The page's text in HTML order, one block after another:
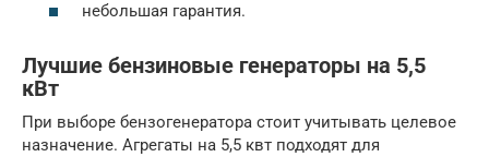
небольшая гарантия.
Лучшие бензиновые генераторы на 5,5
кВт
При выборе бензогенератора стоит учитывать целевое
назначение. Агрегаты на 5,5 квт подходят для